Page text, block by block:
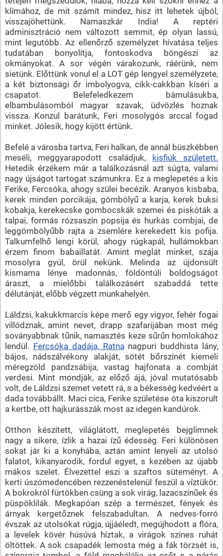
klímához, de mit számít mindez, hisz itt lehetek újból,
visszajöhettünk. Namaszkár India! A reptéri
adminisztráció nem változott semmit, ép olyan lassú,
mint legutóbb. Az ellenőrző személyzet hívatása teljes
tudatában bonyolítja, fontoskodva böngészi az
okmányokat. A sor végén várakozunk, ráérünk, nem
sietünk. Előttünk vonul el a LOT gép lengyel személyzete,
a két biztonsági őr imbolyogva, cikk-cakkban kíséri a
csapatot. Belefeledkezem bámulásukba,
elbambulásomból magyar szavak, üdvözlés hoznak
vissza. Konzul barátunk, Feri mosolygós arccal fogad
minket. Jólesik, hogy kijött értünk.
Befelé a városba tartva, Feri halkan, de annál büszkébben
meséli, meggyarapodott családjuk, kisfiúk született.
Hetedik érzékem már a találkozásnál azt súgta, valami
nagy újságot tartogat számunkra. Ez a meglepetés a kis
Ferike, Fercsóka, ahogy szülei becézik. Aranyos kisbaba,
kerek minden porcikája, gömbölyű a karja, kerek buksi
kobakja, kerekecske gombocskák szemei és piskóták a
talpai, formás rózsaszín popsija és hurkás combjai, de
leggömbölyűbb rajta a zsemlére kerekedett kis pofija.
Talkumfelhő lengi körül, ahogy rúgkapál, hullámokban
érzem finom babaillatát. Amint meglát minket, szája
mosolyra gyúl, örül nekünk. Melinda az újdonsült
kismama lénye madonnás, földöntúli boldogságot
áraszt, a mielőbbi találkozásért szabaddá tette
délutánját, előbb végzett munkahelyén.
Láldzsi, kakukkmarcis képe merő egy vigyor, fehér fogai
villódznak, amint nevet, drapp szafarijában most még
soványabbnak tűnik, namasztés keze sűrűn homlokához
lendül. Fercsóka dadája, Ratna nagpuri buddhista lány,
bájos, nádszálvékony alakját, sötét bőrszínét kiemeli
méregzöld pandzsábija, vastag hajfonata a combját
verdesi. Mint mondják, az előző ájá, jóval mutatósabb
volt, de Láldzsi szemet vetett rá, s a békesség kedvéért a
dada továbbállt. Maci cica, Ferike születése óta kiszorult
a kertbe, ott hajkurásszák most az idegen kandúrok.
Otthon készített, világlátott, meglepetés bejglimnek
nagy a sikere, ízlik a hazai ízű édesség. Feri különösen
sokat jár ki a konyhába, aztán amint lenyeli az utolsó
falatot, kikanyarodik, fordul egyet, s kezében az újabb
mákos szelet. Élvezettel eszi a szaftos süteményt. A
kerti úszómedencében rezzenéstelenül feszül a víztükör.
A bokrokról fürtökben csüng a sok virág, lazacszínűek és
püspöklilák. Megkapóan szép a természet, fények és
árnyak kergetőznek felszabadultan. A nedves-forró
évszak az utolsókat rúgja, újjáéledt, megújhodott a flóra,
a levelek kövér húsúvá híztak, a virágok színes ruhát
öltöttek. A sok csapadék lemosta még a fák törzsét is,